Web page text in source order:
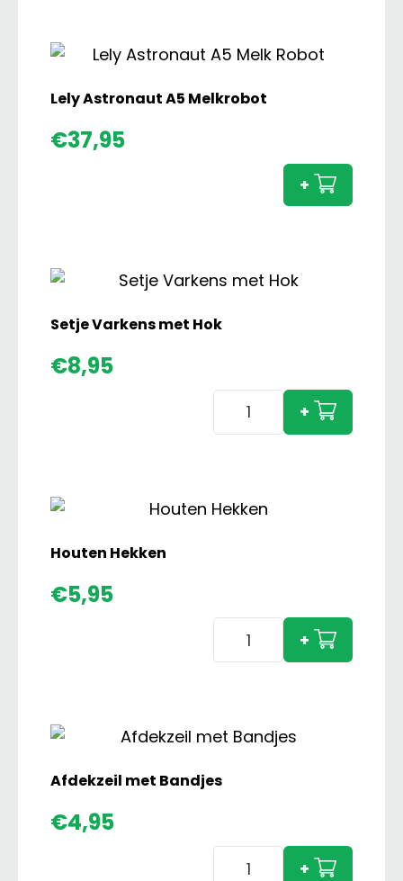
Lely Astronaut A5 Melkrobot
€37,95
+
Setje Varkens met Hok
€8,95
Setje
Varkens
aantal
+
Houten Hekken
€5,95
Houten
Hekken
+
Afdekzeil met Bandjes
€4,95
Afdekzeil
+